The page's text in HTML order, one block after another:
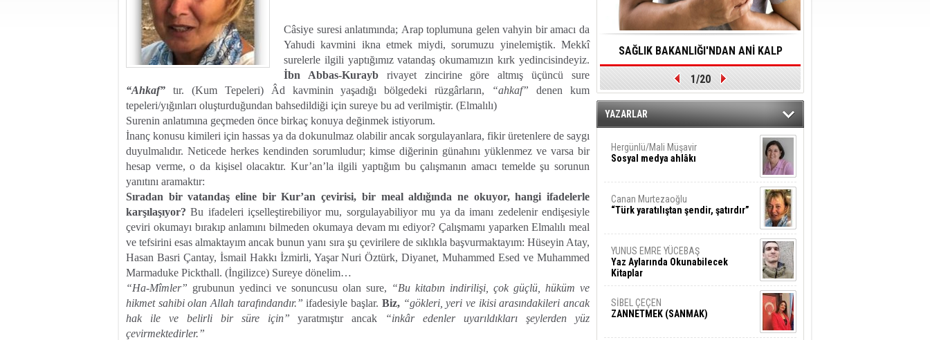
Câsiye suresi anlatımında; Arap toplumuna gelen vahyin bir amacı da
Yahudi kavmini ikna etmek miydi, sorumuzu yinelemiştik. Mekkî
surelerle ilgili yaptığımız vatandaş okumamızın kırk yedincisindeyiz.
İbn Abbas-Kuraybrivayet zincirine göre altmış üçüncü sure
“Ahkaf” tır. (Kum Tepeleri) Âd kavminin yaşadığı bölgedeki rüzgârların, “ahkaf” denen kum
tepeleri/yığınları oluşturduğundan bahsedildiği için sureye bu ad verilmiştir. (Elmalılı)
Surenin anlatımına geçmeden önce birkaç konuya değinmek istiyorum.
İnanç konusu kimileri için hassas ya da dokunulmaz olabilir ancak sorgulayanlara, fikir üretenlere de saygı
duyulmalıdır. Neticede herkes kendinden sorumludur; kimse diğerinin günahını yüklenmez ve varsa bir
hesap verme, o da kişisel olacaktır. Kur’an’la ilgili yaptığım bu çalışmanın amacı temelde şu sorunun
yanıtını aramaktır:
Sıradan bir vatandaş eline bir Kur’an çevirisi, bir meal aldığında ne okuyor, hangi ifadelerle
karşılaşıyor? Bu ifadeleri içselleştirebiliyor mu, sorgulayabiliyor mu ya da imanı zedelenir endişesiyle
çeviri okumayı bırakıp anlamını bilmeden okumaya devam mı ediyor? Çalışmamı yaparken Elmalılı meal
ve tefsirini esas almaktayım ancak bunun yanı sıra şu çevirilere de sıklıkla başvurmaktayım: Hüseyin Atay,
Hasan Basri Çantay, İsmail Hakkı İzmirli, Yaşar Nuri Öztürk, Diyanet, Muhammed Esed ve Muhammed
Marmaduke Pickthall. (İngilizce) Sureye dönelim…
“Ha-Mîmler” grubunun yedinci ve sonuncusu olan sure, “Bu kitabın indirilişi, çok güçlü, hüküm ve
hikmet sahibi olan Allah tarafındandır.” ifadesiyle başlar. Biz, “gökleri, yeri ve ikisi arasındakileri ancak
hak ile ve belirli bir süre için” yaratmıştır ancak “inkâr edenler uyarıldıkları şeylerden yüz
çevirmektedirler.”
SAĞLIK BAKANLIĞI'NDAN ANİ KALP
DURMALARINA HIZLI MÜDAHALE
EDİLMESİNE YÖNELİK ÖNLENMESİ İÇİN
ÖNEMLİ ADIM
1/20
YAZARLAR
Hergünlü/Mali Müşavir
Sosyal medya ahlâkı
Canan Murtezaoğlu
“Türk yaratılıştan şendir, şatırdır”
YUNUS EMRE YÜCEBAŞ
Yaz Aylarında Okunabilecek
Kitaplar
SİBEL ÇEÇEN
ZANNETMEK (SANMAK)